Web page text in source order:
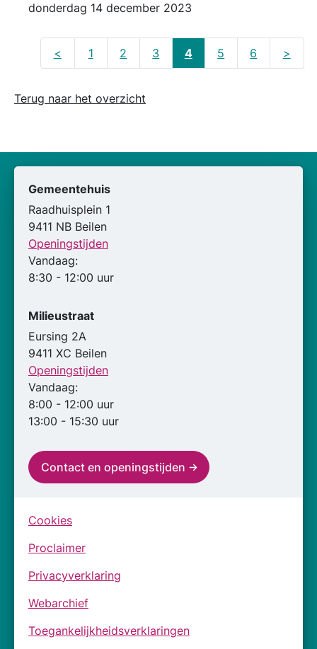
donderdag 14 december 2023
< 1 2 3 4 5 6 >
Terug naar het overzicht
Gemeentehuis
Raadhuisplein 1
9411 NB Beilen
Openingstijden
Vandaag:
8:30 - 12:00 uur
Milieustraat
Eursing 2A
9411 XC Beilen
Openingstijden
Vandaag:
8:00 - 12:00 uur
13:00 - 15:30 uur
Contact en openingstijden
Cookies
Proclaimer
Privacyverklaring
Webarchief
Toegankelijkheidsverklaringen